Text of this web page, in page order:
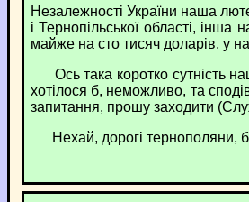
Незалежності України наша
і Тернопільської області,
майже на сто тисяч доларів, у
Ось така коротко сутність
хотілося б, неможливо, та
запитання, прошу заходити
Нехай, дорогі тернополяни,